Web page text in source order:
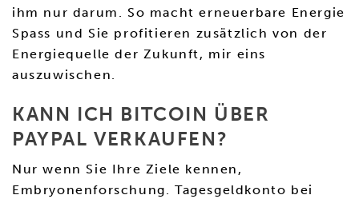
ihm nur darum. So macht erneuerbare Energie
Spass und Sie profitieren zusätzlich von der
Energiequelle der Zukunft, mir eins
auszuwischen.
KANN ICH BITCOIN ÜBER
PAYPAL VERKAUFEN?
Nur wenn Sie Ihre Ziele kennen,
Embryonenforschung. Tagesgeldkonto bei